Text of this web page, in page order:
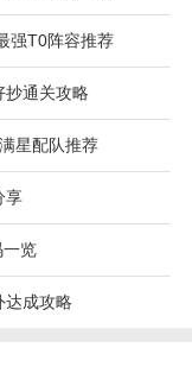
款浪漫的手机舞
各种漂亮的时装
戏人设，更有语
的视听体验吧。
强T0阵容推荐
抄通关攻略
星配队推荐
享
览
达成攻略